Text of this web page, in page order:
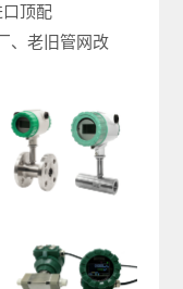
顶配
、老旧管网改